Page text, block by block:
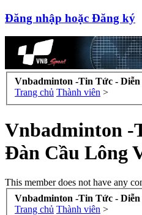
Đăng nhập hoặc Đăng ký
Vnbadminton -Tin Tức -
Trang chủ Thành viên >
Vnbadminton -
Đàn Cầu Lông
This member does not have any
Vnbadminton -Tin Tức -
Trang chủ Thành viên >